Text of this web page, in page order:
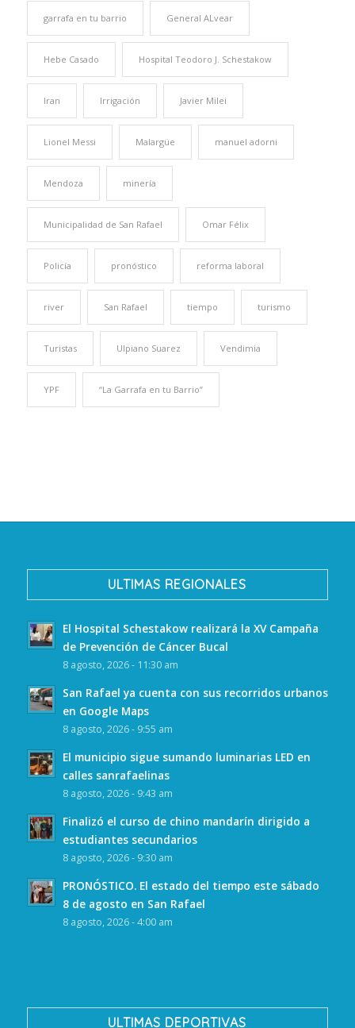
garrafa en tu barrio General ALvear
Hebe Casado Hospital Teodoro J. Schestakow
Iran Irrigación Javier Milei
Lionel Messi Malargüe manuel adorni
Mendoza minería
Municipalidad de San Rafael Omar Félix
Policía pronóstico reforma laboral
river San Rafael tiempo turismo
Turistas Ulpiano Suarez Vendimia
YPF “La Garrafa en tu Barrio”
ULTIMAS REGIONALES
El Hospital Schestakow realizará la XV Campaña
de Prevención de Cáncer Bucal
8 agosto, 2026 - 11:30 am
San Rafael ya cuenta con sus recorridos urbanos
en Google Maps
8 agosto, 2026 - 9:55 am
El municipio sigue sumando luminarias LED en
calles sanrafaelinas
8 agosto, 2026 - 9:43 am
Finalizó el curso de chino mandarín dirigido a
estudiantes secundarios
8 agosto, 2026 - 9:30 am
PRONÓSTICO. El estado del tiempo este sábado
8 de agosto en San Rafael
8 agosto, 2026 - 4:00 am
ULTIMAS DEPORTIVAS